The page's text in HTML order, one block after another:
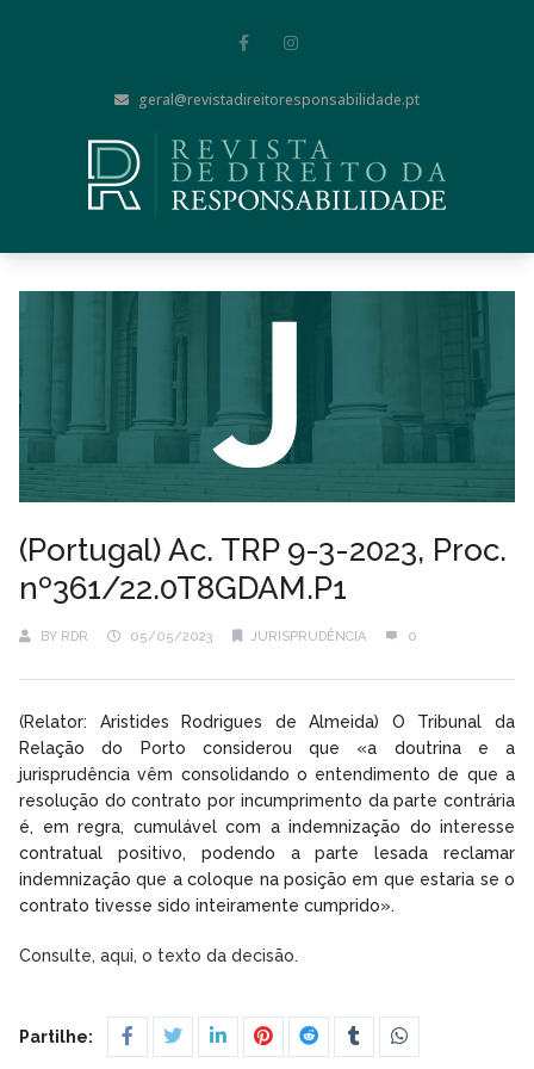
geral@revistadireitoresponsabilidade.pt
(Portugal) Ac. TRP 9-3-2023, Proc.
nº361/22.0T8GDAM.P1
BY RDR 05/05/2023 JURISPRUDÊNCIA 0
(Relator: Aristides Rodrigues de Almeida) O Tribunal da
Relação do Porto considerou que «a doutrina e a
jurisprudência vêm consolidando o entendimento de que a
resolução do contrato por incumprimento da parte contrária
é, em regra, cumulável com a indemnização do interesse
contratual positivo, podendo a parte lesada reclamar
indemnização que a coloque na posição em que estaria se o
contrato tivesse sido inteiramente cumprido».
Consulte, aqui, o texto da decisão.
Partilhe: